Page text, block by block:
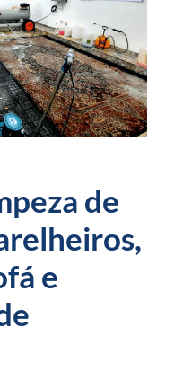
de
e